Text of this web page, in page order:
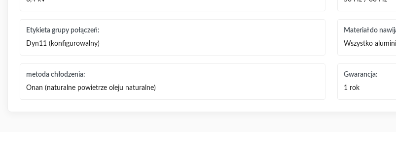
Etykieta grupy połączeń:
Dyn11 (konfigurowalny)
Materiał do
Wszystko
metoda chłodzenia:
Onan (naturalne powietrze oleju naturalne)
Gwarancja:
1 rok